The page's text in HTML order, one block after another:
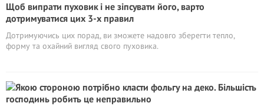
Щоб випрати пуховик і не зіпсувати його, варто
дотримуватися цих 3-х правил
Дотримуючись цих порад, ви зможете надовго зберегти тепло,
форму та охайний вигляд свого пуховика.